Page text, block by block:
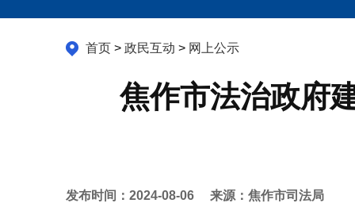
首页> 政民互动 > 网上公示
焦作市法治政府
发布时间：2024-08-06 来源：焦作市司法局